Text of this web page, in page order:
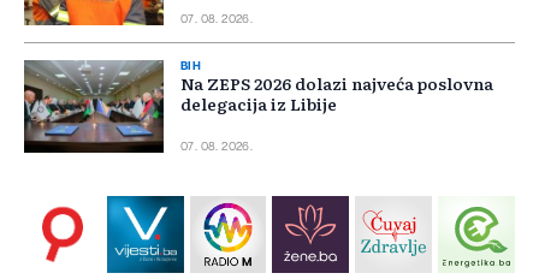
07. 08. 2026.
BIH
Na ZEPS 2026 dolazi najveća poslovna
delegacija iz Libije
07. 08. 2026.